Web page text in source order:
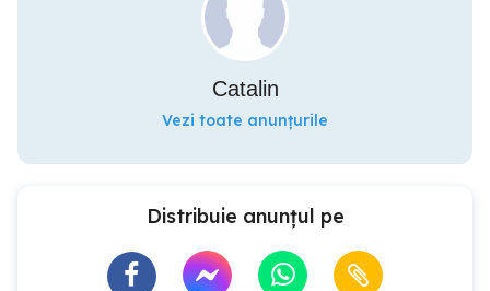
Catalin
Vezi toate anunțurile
Distribuie anunțul pe